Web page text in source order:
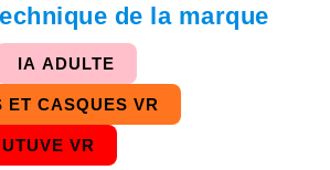
de la marque
IA ADULTE
ET CASQUES VR
VR